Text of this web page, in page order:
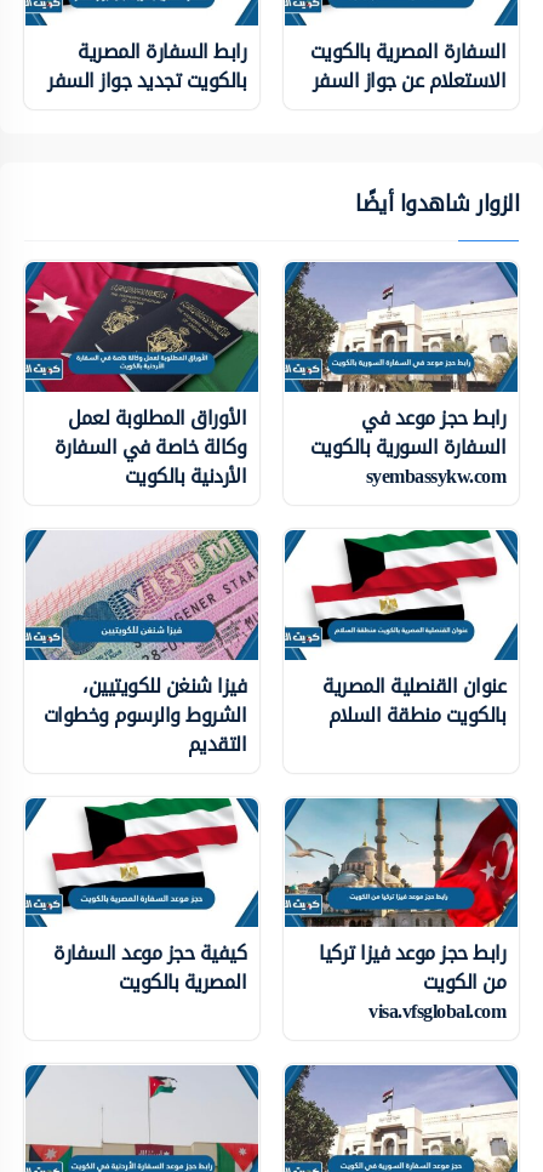
السفارة المصرية بالكويت
الاستعلام عن جواز السفر
رابط السفارة المصرية
بالكويت تجديد جواز السفر
الزوار شاهدوا أيضًا
رابط حجز موعد في
السفارة السورية بالكويت
syembassykw.com
الأوراق المطلوبة لعمل
وكالة خاصة في السفارة
الأردنية بالكويت
عنوان القنصلية المصرية
بالكويت منطقة السلام
فيزا شنغن للكويتيين،
الشروط والرسوم وخطوات
التقديم
رابط حجز موعد فيزا تركيا
من الكويت
visa.vfsglobal.com
كيفية حجز موعد السفارة
المصرية بالكويت